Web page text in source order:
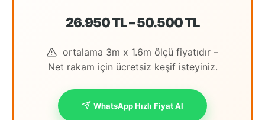
26.950 TL – 50.500 TL
ortalama 3m x 1.6m ölçü fiyatıdır –
Net rakam için ücretsiz keşif isteyiniz.
WhatsApp Hızlı Fiyat Al
Houston
İstanbul
İstanbul
Anadolu
İstanbul